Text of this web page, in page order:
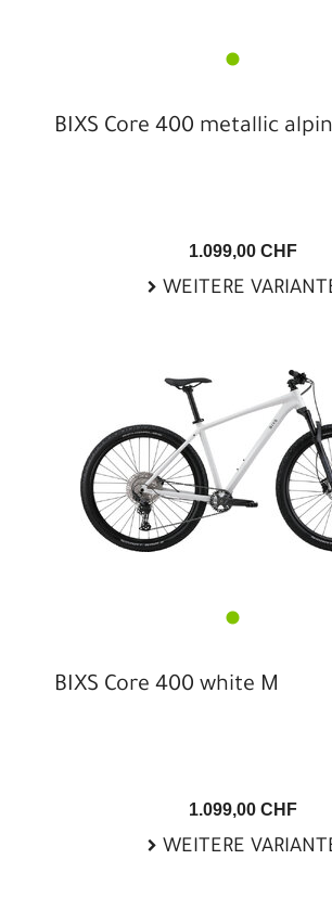
BIXS Core 400 metallic
1.099,00 CHF
WEITERE
BIXS Core 400 white M
1.099,00 CHF
WEITERE